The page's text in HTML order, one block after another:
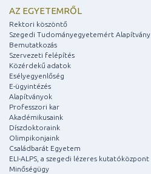
AZ EGYETEMRŐL
Rektori köszöntő
Szegedi Tudományegyetemért Alapítvány
Bemutatkozás
Szervezeti felépítés
Közérdekű adatok
Esélyegyenlőség
E-ügyintézés
Alapítványok
Professzori kar
Akadémikusaink
Díszdoktoraink
Olimpikonjaink
Családbarát Egyetem
ELI-ALPS, a szegedi lézeres kutatóközpont
Minőségügy